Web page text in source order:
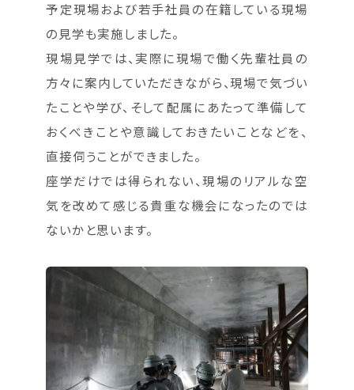
予定現場および若手社員の在籍している現場
の見学も実施しました。
現場見学では、実際に現場で働く先輩社員の
方々に案内していただきながら、現場で気づい
たことや学び、そして配属にあたって準備して
おくべきことや意識しておきたいことなどを、
直接伺うことができました。
座学だけでは得られない、現場のリアルな空
気を改めて感じる貴重な機会になったのでは
ないかと思います。